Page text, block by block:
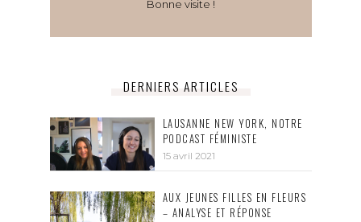
Bonne visite !
DERNIERS ARTICLES
LAUSANNE NEW YORK, NOTRE
PODCAST FÉMINISTE
15 avril 2021
AUX JEUNES FILLES EN FLEURS
– ANALYSE ET RÉPONSE